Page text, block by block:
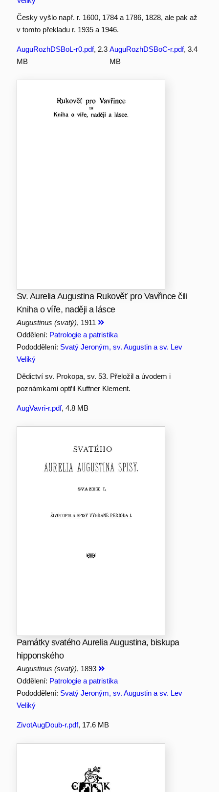
Česky vyšlo např. r. 1600, 1784 a 1786, 1828, ale pak až
v tomto překladu r. 1935 a 1946.
AuguRozhDSBoL-r0.pdf, 2.3
MB
AuguRozhDSBoC-r.pdf, 3.4
MB
Sv. Aurelia Augustina Rukověť pro Vavřince čili
Kniha o víře, naději a lásce
Augustinus (svatý), 1911
Oddělení: Patrologie a patristika
Pododdělení: Svatý Jeroným, sv. Augustin a sv. Lev
Veliký
Dědictví sv. Prokopa, sv. 53. Přeložil a úvodem i
poznámkami optřil Kuffner Klement.
AugVavri-r.pdf, 4.8 MB
Památky svatého Aurelia Augustina, biskupa
hipponského
Augustinus (svatý), 1893
Oddělení: Patrologie a patristika
Pododdělení: Svatý Jeroným, sv. Augustin a sv. Lev
Veliký
ZivotAugDoub-r.pdf, 17.6 MB